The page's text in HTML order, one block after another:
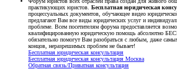
практикующих юристов. Бесплатная юридическая
процессуальных документов, обучающее видео
предлагают Вам все виды юридических услуг и
проблеме. Всем посетителям форума предоставляется
квалифицированную юридическую помощь абсолютно
обязательно помогут Вам разобраться с любым, даже
концов, неразрешимых проблем не бывает!
Бесплатная юридическая консультация
Бесплатная юридическая консультация Москва
Обратная связь/Приватная консультация